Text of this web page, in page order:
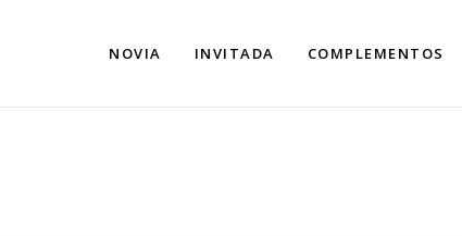
NOVIA INVITADA COMPLEMENTOS